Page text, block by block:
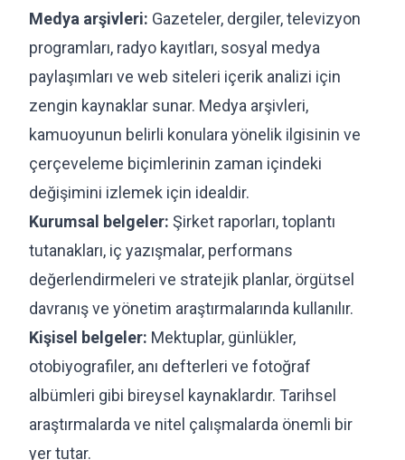
Medya arşivleri: Gazeteler, dergiler, televizyon
programları, radyo kayıtları, sosyal medya
paylaşımları ve web siteleri içerik analizi için
zengin kaynaklar sunar. Medya arşivleri,
kamuoyunun belirli konulara yönelik ilgisinin ve
çerçeveleme biçimlerinin zaman içindeki
değişimini izlemek için idealdir.
Kurumsal belgeler: Şirket raporları, toplantı
tutanakları, iç yazışmalar, performans
değerlendirmeleri ve stratejik planlar, örgütsel
davranış ve yönetim araştırmalarında kullanılır.
Kişisel belgeler: Mektuplar, günlükler,
otobiyografiler, anı defterleri ve fotoğraf
albümleri gibi bireysel kaynaklardır. Tarihsel
araştırmalarda ve nitel çalışmalarda önemli bir
yer tutar.